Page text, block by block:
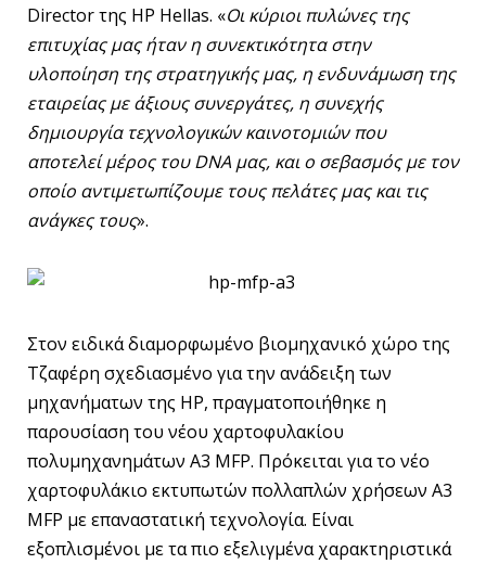
Director της HP Hellas. «Οι κύριοι πυλώνες της
επιτυχίας μας ήταν η συνεκτικότητα στην
υλοποίηση της στρατηγικής μας, η ενδυνάμωση της
εταιρείας με άξιους συνεργάτες, η συνεχής
δημιουργία τεχνολογικών καινοτομιών που
αποτελεί μέρος τουDNA μας, και ο σεβασμός με τον
οποίο αντιμετωπίζουμε τους πελάτες μας και τις
ανάγκες τους».
Στον ειδικά διαμορφωμένο βιομηχανικό χώρο της
Τζαφέρη σχεδιασμένο για την ανάδειξη των
μηχανήματων της HP, πραγματοποιήθηκε η
παρουσίαση του νέου χαρτοφυλακίου
πολυμηχανημάτων A3 MFP. Πρόκειται για το νέο
χαρτοφυλάκιo εκτυπωτών πολλαπλών χρήσεων A3
MFP με επαναστατική τεχνολογία. Είναι
εξοπλισμένοι με τα πιο εξελιγμένα χαρακτηριστικά